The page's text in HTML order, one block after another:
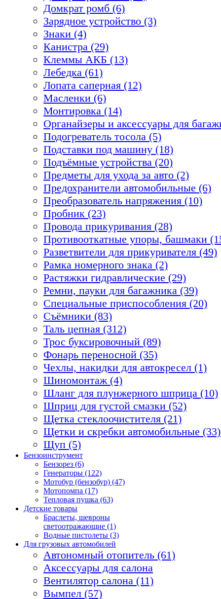
Домкрат ромб (6)
Зарядное устройство (3)
Знаки (4)
Канистра (29)
Клеммы АКБ (13)
Лебедка (61)
Лопата саперная (12)
Масленки (6)
Монтировка (14)
Органайзеры и аксессуары для
Подогреватель тосола (5)
Подставки под машину (18)
Подъёмные устройства (20)
Предметы для ухода за авто (2)
Предохранители автомобильные (6)
Преобразователь напряжения (10)
Пробник (23)
Провода прикуривания (28)
Противооткатные упоры, башмаки
Разветвители для прикуривателя (49)
Рамка номерного знака (2)
Растяжки гидравлические (29)
Ремни, пауки для багажника (39)
Специальные приспособления (20)
Съёмники (83)
Таль цепная (312)
Трос буксировочный (89)
Фонарь переносной (35)
Чехлы, накидки для автокресел (1)
Шиномонтаж (4)
Шланг для плунжерного шприца (10)
Шприц для густой смазки (52)
Щетка стеклоочистителя (21)
Щетки и скребки автомобильные (33)
Щуп (5)
Бензоинструмент
Бензорез (6)
Генераторы (122)
Мотобур (бензобур) (47)
Мотопомпа (17)
Тепловая пушка (63)
Детские товары
Браслеты, шевроны
светоотражающие (1)
Водные пистолеты (3)
Для грузовых автомобилей
Автономный отопитель (61)
Аксессуары для салона
Вентилятор салона (11)
Вымпел (57)